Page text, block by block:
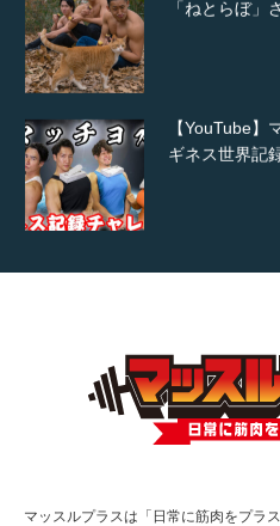
【YouTube
ギネス世界記
TOKYO FMラ
で紹介さ…
マッスルプラスは「日常に筋肉をプラ